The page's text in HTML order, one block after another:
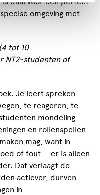
omgeving met
(4 tot 10
NT2-studenten of
Je leert spreken
te reageren, te
mondeling
en rollenspellen
mag, want in
of fout — er is alleen
Dat verlaagt de
actiever, durven
in